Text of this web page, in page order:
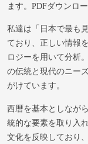
ます。PDFダウンロ
私達は「日本で最も
ており、正しい情報
ロジーを用いて分析
の伝統と現代のニー
がけています。
西暦を基本としなが
統的な要素を取り入
文化を反映しており